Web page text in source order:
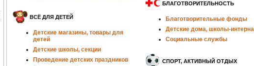
ВСЁ ДЛЯ ДЕТЕЙ
Детские магазины, товары для
детей
Детские школы, секции
Проведение детских праздников
БЛАГОТВОРИТЕЛЬНОСТЬ
Благотворительные фонды
Детские дома, школы-
Социальные службы
СПОРТ, АКТИВНЫЙ ОТДЫХ